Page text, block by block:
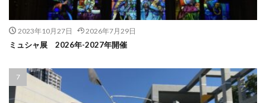
2023年10月27日 2026年7月29日
ミュシャ展 2026年-2027年開催